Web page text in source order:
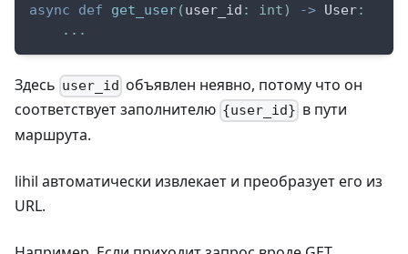
async
def get_user(user_id : int) -> User:
. . .
Здесь user_id объявлен неявно, потому что он
соответствует заполнителю {user_id} в пути
маршрута.
lihil автоматически извлекает и преобразует его из
URL.